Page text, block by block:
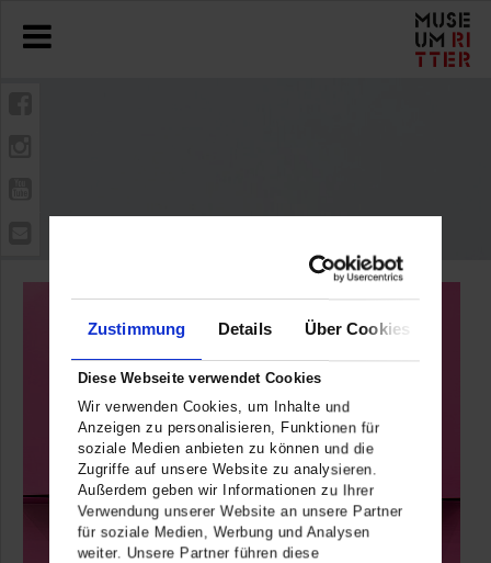
Zustimmung Details Über Cookies
Diese Webseite verwendet Cookies
Wir verwenden Cookies, um Inhalte und
Anzeigen zu personalisieren, Funktionen für
soziale Medien anbieten zu können und die
Zugriffe auf unsere Website zu analysieren.
Außerdem geben wir Informationen zu Ihrer
Verwendung unserer Website an unsere Partner
für soziale Medien, Werbung und Analysen
weiter. Unsere Partner führen diese